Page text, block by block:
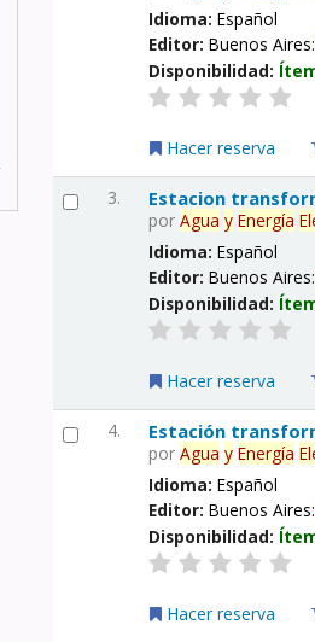
Idioma:Español
Editor:Buenos
Disponibilidad:
Hacer reserva
3. Estacion
porAgua y Energía
Idioma:Español
Editor:Buenos
Disponibilidad:
Hacer reserva
4. Estación
porAgua y Energía
Idioma:Español
Editor:Buenos
Disponibilidad:
Hacer reserva